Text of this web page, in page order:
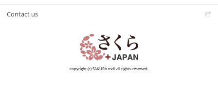
Contact us
copyright (c) SAKURA mall all rights reserved.